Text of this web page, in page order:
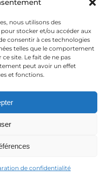
nous utilisons des
stocker et/ou accéder aux
consentir à ces technologies
telles que le comportement
site. Le fait de ne pas
peut avoir un effet
et fonctions.
de confidentialité